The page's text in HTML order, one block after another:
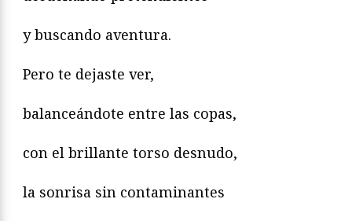
y buscando aventura.
Pero te dejaste ver,
balanceándote entre las copas,
con el brillante torso desnudo,
la sonrisa sin contaminantes